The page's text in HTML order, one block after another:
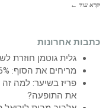
קרא עוד ←
כתבות אחרונות
גלית גוטמן חוזרת
מריחים את הסוף: 46% יפסלו אתכם על חולצה מיוזעת
פריז בשיער: למה
את התופעה?